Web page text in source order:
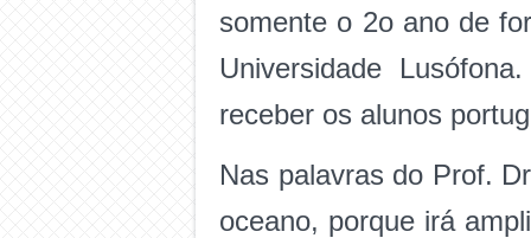
somente o 2o ano de
Universidade
receber os alunos
Nas palavras do Prof.
oceano, porque irá